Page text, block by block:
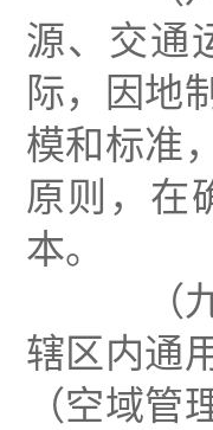
源、交通
际，因地
模和标准
原则，在
本。
（九）
辖区内通
（空域